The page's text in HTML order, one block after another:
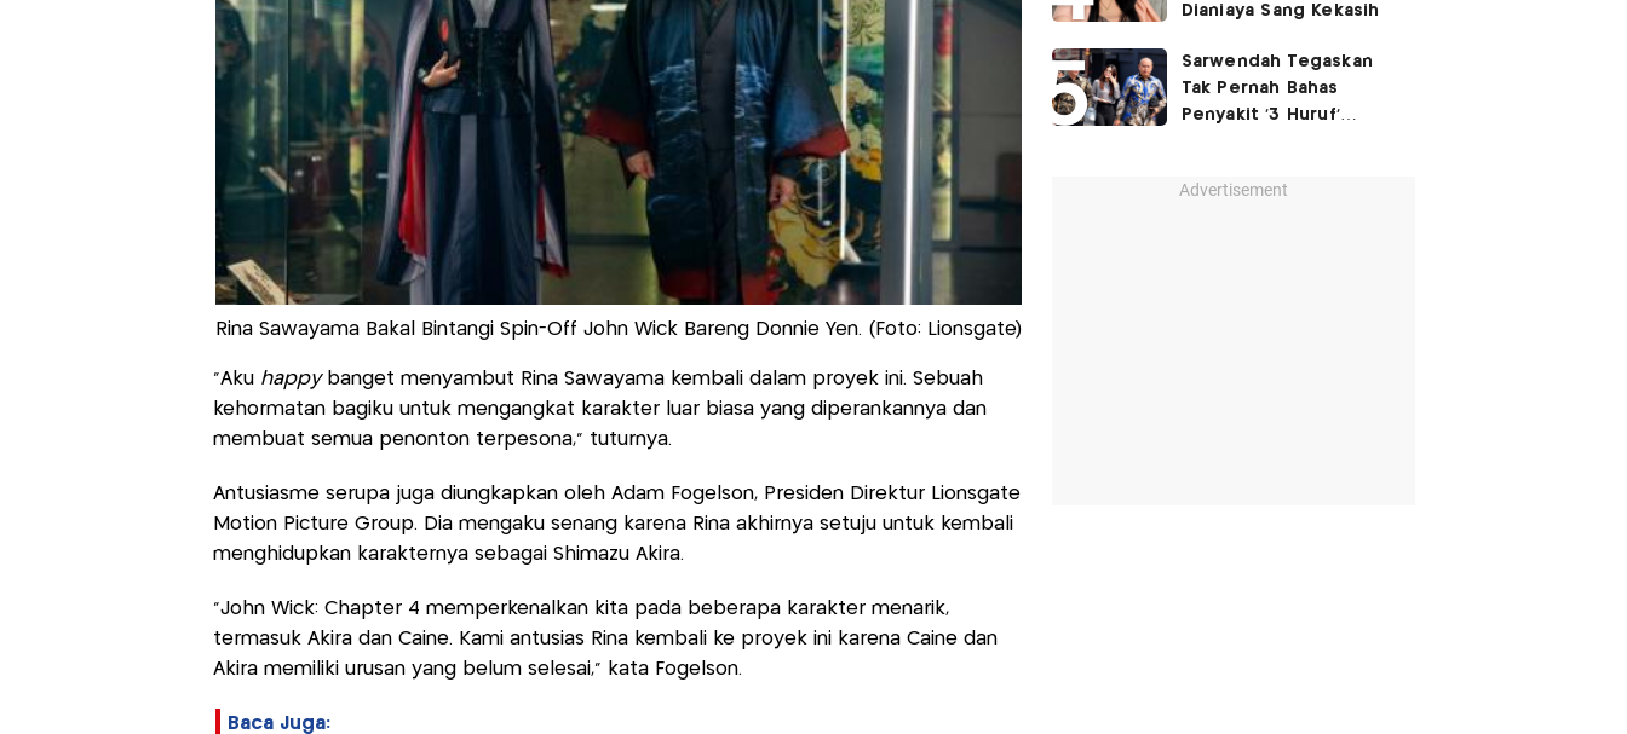
Rina Sawayama Bakal Bintangi Spin-Off John Wick Bareng Donnie Yen. (Foto: Lionsgate)
“Aku happybanget menyambut Rina Sawayama kembali dalam proyek ini. Sebuah
kehormatan bagiku untuk mengangkat karakter luar biasa yang diperankannya dan
membuat semua penonton terpesona,” tuturnya.
Antusiasme serupa juga diungkapkan oleh Adam Fogelson, Presiden Direktur Lionsgate
Motion Picture Group. Dia mengaku senang karena Rina akhirnya setuju untuk kembali
menghidupkan karakternya sebagai Shimazu Akira.
“John Wick: Chapter 4 memperkenalkan kita pada beberapa karakter menarik,
termasuk Akira dan Caine. Kami antusias Rina kembali ke proyek ini karena Caine dan
Akira memiliki urusan yang belum selesai,” kata Fogelson.
Baca Juga:
Dianiaya Sang Kekasih
Sarwendah Tegaskan
Tak Pernah Bahas
Penyakit '3 Huruf'
Advertisement